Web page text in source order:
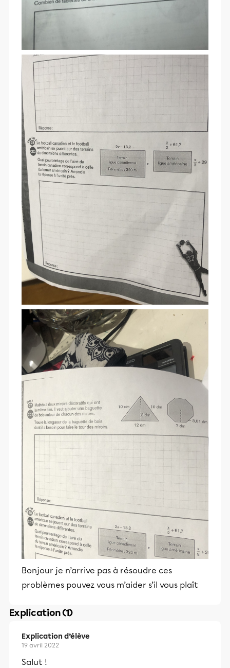
Bonjour je n’arrive pas à résoudre ces
problèmes pouvez vous m’aider s’il vous plaît
Explication (1)
Explication d’élève
19 avril 2022
Salut !